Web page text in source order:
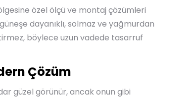
özel ölçü ve montaj çözümleri
dayanıklı, solmaz ve yağmurdan
böylece uzun vadede tasarruf
Çözüm
güzel görünür, ancak onun gibi